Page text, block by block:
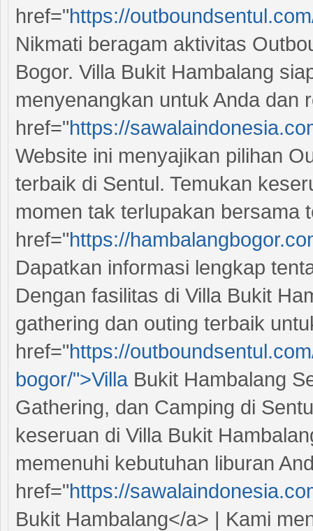
href="https://
Nikmati beragam aktivitas
Bogor. Villa Bukit Hambalang
menyenangkan untuk Anda dan
href="https://
Website ini menyajikan pilihan
terbaik di Sentul. Temukan
momen tak terlupakan bersama
href="https://
Dapatkan informasi lengkap
Dengan fasilitas di Villa Bukit
gathering dan outing terbaik
href="https://
bogor/">Villa Bukit Hambalang
Gathering, dan Camping di
keseruan di Villa Bukit
memenuhi kebutuhan liburan
href="https://
Bukit Hambalang</a> | Kami